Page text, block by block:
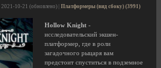
| 2021-10-21 (обновлено) | Платформеры (вид сбоку) (3991)
Hollow Knight -
исследовательский экшен-
платформер, где в роли
загадочного рыцаря вам
предстоит спуститься в подземное